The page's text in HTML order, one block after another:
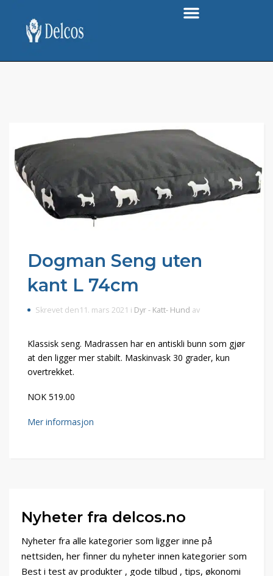
Dogman Seng uten
kant L 74cm
Skrevet den11. mars 2021 i Dyr - Katt- Hund av
Klassisk seng. Madrassen har en antiskli bunn som gjør
at den ligger mer stabilt. Maskinvask 30 grader, kun
overtrekket.
NOK 519.00
Mer informasjon
Nyheter fra delcos.no
Nyheter fra alle kategorier som ligger inne på
nettsiden, her finner du nyheter innen kategorier som
Best i test av produkter , gode tilbud , tips, økonomi